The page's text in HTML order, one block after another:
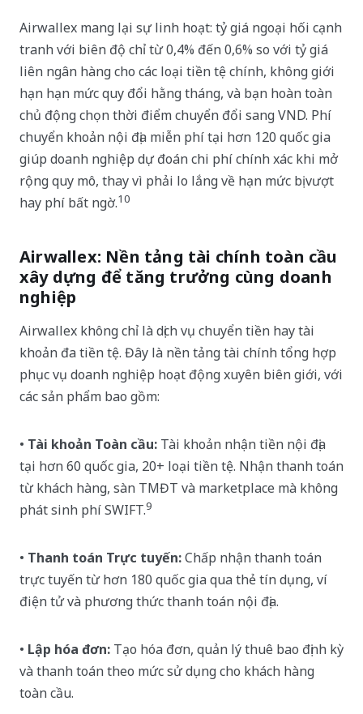
Airwallex mang lại sự linh hoạt: tỷ giá ngoại hối cạnh
tranh với biên độ chỉ từ 0,4% đến 0,6% so với tỷ giá
liên ngân hàng cho các loại tiền tệ chính, không giới
hạn hạn mức quy đổi hằng tháng, và bạn hoàn toàn
chủ động chọn thời điểm chuyển đổi sang VND. Phí
chuyển khoản nội địa miễn phí tại hơn 120 quốc gia
giúp doanh nghiệp dự đoán chi phí chính xác khi mở
rộng quy mô, thay vì phải lo lắng về hạn mức bị vượt
hay phí bất ngờ.10
Airwallex: Nền tảng tài chính toàn cầu
xây dựng để tăng trưởng cùng doanh
nghiệp
Airwallex không chỉ là dịch vụ chuyển tiền hay tài
khoản đa tiền tệ. Đây là nền tảng tài chính tổng hợp
phục vụ doanh nghiệp hoạt động xuyên biên giới, với
các sản phẩm bao gồm:
• Tài khoản Toàn cầu: Tài khoản nhận tiền nội địa
tại hơn 60 quốc gia, 20+ loại tiền tệ. Nhận thanh toán
từ khách hàng, sàn TMĐT và marketplace mà không
phát sinh phí SWIFT.9
• Thanh toán Trực tuyến:Chấp nhận thanh toán
trực tuyến từ hơn 180 quốc gia qua thẻ tín dụng, ví
điện tử và phương thức thanh toán nội địa.
• Lập hóa đơn: Tạo hóa đơn, quản lý thuê bao định kỳ
và thanh toán theo mức sử dụng cho khách hàng
toàn cầu.